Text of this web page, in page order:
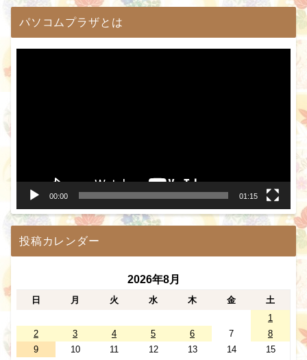
パソコムプラザとは
00:00 01:15
投稿カレンダー
2026年8月
日 月 火 水 木 金
土
1
2
3 4 5 6 7
8
9
10 11 12 13 14
15